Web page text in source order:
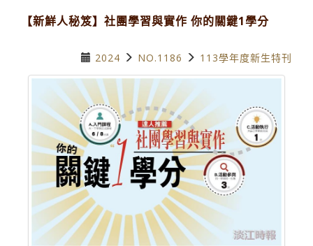
【新鮮人秘笈】社團學習與實作 你的關鍵1學分
2024 NO.1186 113學年度新生特刊